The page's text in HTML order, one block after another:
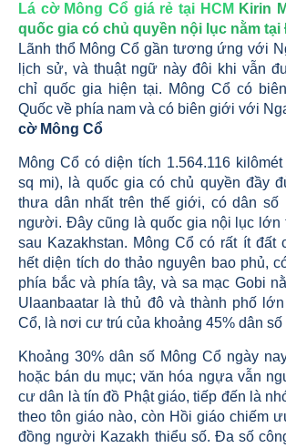
Lá cờ Mông Cổ giá rẻ tại HCM Kirin
quốc gia có chủ quyền nội lục nằm tại
Lãnh thổ Mông Cổ gần tương ứng với
lịch sử, và thuật ngữ này đôi khi vẫn
chỉ quốc gia hiện tại. Mông Cổ có
Quốc về phía nam và có biên giới với
cờ Mông Cổ
Mông Cổ có diện tích 1.564.116
sq mi), là quốc gia có chủ quyền đầy
thưa dân nhất trên thế giới, có dân số
người. Đây cũng là quốc gia nội lục lớn
sau Kazakhstan. Mông Cổ có rất ít đất
hết diện tích do thảo nguyên bao phủ,
phía bắc và phía tây, và sa mạc Gobi
Ulaanbaatar là thủ đô và thành phố
Cổ, là nơi cư trú của khoảng 45% dân số
Khoảng 30% dân số Mông Cổ ngày
hoặc bán du mục; văn hóa ngựa vẫn
cư dân là tín đồ Phật giáo, tiếp đến là
theo tôn giáo nào, còn Hồi giáo chiếm
đồng người Kazakh thiểu số. Đa số